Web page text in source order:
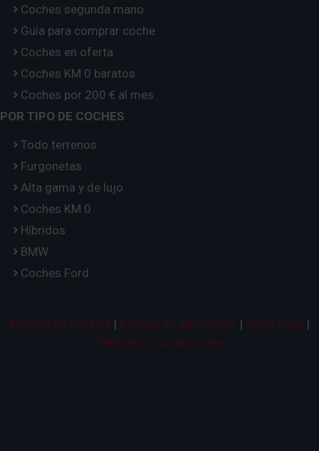
Coches segunda mano
Guía para comprar coche
Coches en oferta
Coches KM 0 baratos
Coches por 200 € al mes
POR TIPO DE COCHES
Todo terrenos
Furgonetas
Alta gama y de lujo
Coches KM 0
Híbridos
BMW
Coches Ford
Política de cookies | Política de privacidad | Aviso legal |
Términos y condiciones